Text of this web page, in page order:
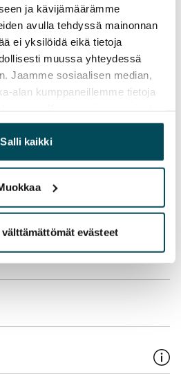
ja kävijämäärämme
avulla tehdyssä mainonnan
ei yksilöidä eikä tietoja
muussa yhteydessä
Jaamme sosiaalisen median,
alan kumppaneillemme tietoja
tietoihin, joita olet antanut
kun olet käyttänyt heidän
Salli kaikki
evästeet
tai sopimussakolla
sähkösopimuksen.
laajakaistaliittymä. Voit hankkia